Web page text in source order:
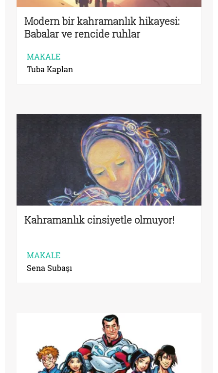
Modern bir kahramanlık hikayesi:
Babalar ve rencide ruhlar
MAKALE
Tuba Kaplan
Kahramanlık cinsiyetle olmuyor!
MAKALE
Sena Subaşı